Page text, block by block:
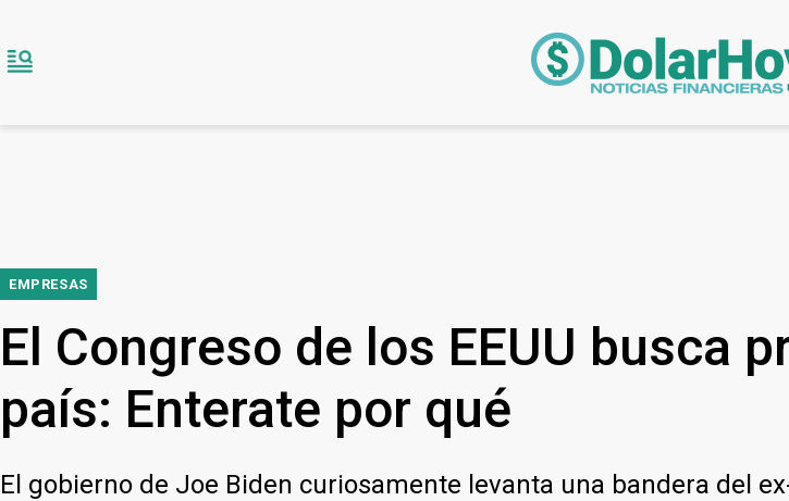
EMPRESAS
El Congreso de los EEUU busca
país: Enterate por qué
El gobierno de Joe Biden curiosamente levanta una bandera del